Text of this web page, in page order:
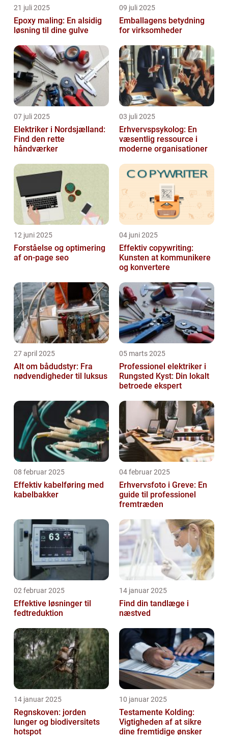
21 juli 2025
Epoxy maling: En alsidig
løsning til dine gulve
09 juli 2025
Emballagens betydning
for virksomheder
07 juli 2025
Elektriker i Nordsjælland:
Find den rette
håndværker
03 juli 2025
Erhvervspsykolog: En
væsentlig ressource i
moderne organisationer
12 juni 2025
Forståelse og optimering
af on-page seo
04 juni 2025
Effektiv copywriting:
Kunsten at kommunikere
og konvertere
27 april 2025
Alt om bådudstyr: Fra
nødvendigheder til luksus
05 marts 2025
Professionel elektriker i
Rungsted Kyst: Din lokalt
betroede ekspert
08 februar 2025
Effektiv kabelføring med
kabelbakker
04 februar 2025
Erhvervsfoto i Greve: En
guide til professionel
fremtræden
02 februar 2025
Effektive løsninger til
fedtreduktion
14 januar 2025
Find din tandlæge i
næstved
14 januar 2025
Regnskoven: jorden
lunger og biodiversitets
hotspot
10 januar 2025
Testamente Kolding:
Vigtigheden af at sikre
dine fremtidige ønsker